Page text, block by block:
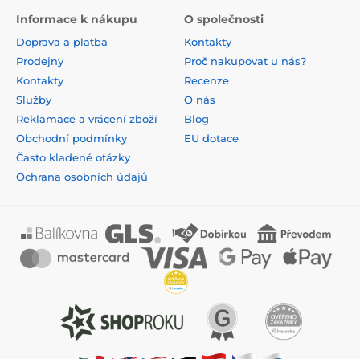
Informace k nákupu
Doprava a platba
Prodejny
Kontakty
Služby
Reklamace a vrácení zboží
Obchodní podmínky
Často kladené otázky
Ochrana osobních údajů
O společnosti
Kontakty
Proč nakupovat u nás?
Recenze
O nás
Blog
EU dotace